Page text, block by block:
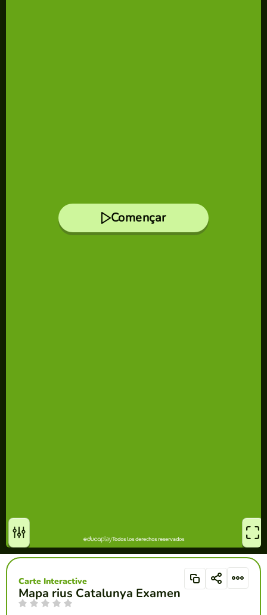
Mapa rius Catalunya Examen
Carte Interactive